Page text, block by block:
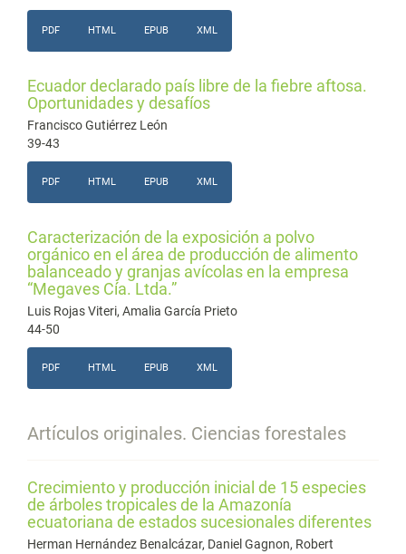
PDF HTML EPUB XML
Ecuador declarado país libre de la fiebre aftosa.
Oportunidades y desafíos
Francisco Gutiérrez León
39-43
PDF HTML EPUB XML
Caracterización de la exposición a polvo
orgánico en el área de producción de alimento
balanceado y granjas avícolas en la empresa
“Megaves Cía. Ltda.”
Luis Rojas Viteri, Amalia García Prieto
44-50
PDF HTML EPUB XML
Artículos originales. Ciencias forestales
Crecimiento y producción inicial de 15 especies
de árboles tropicales de la Amazonía
ecuatoriana de estados sucesionales diferentes
Herman Hernández Benalcázar, Daniel Gagnon, Robert